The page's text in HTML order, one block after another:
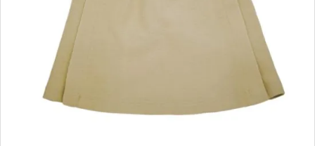
ANGEL KIDS WEARのこだわり
商品カテゴリから選ぶ
ACCOUNT MENU